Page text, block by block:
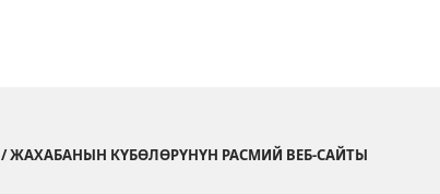
/ ЖАХАБАНЫН КҮБӨЛӨРҮНҮН РАСМИЙ ВЕБ-САЙТЫ